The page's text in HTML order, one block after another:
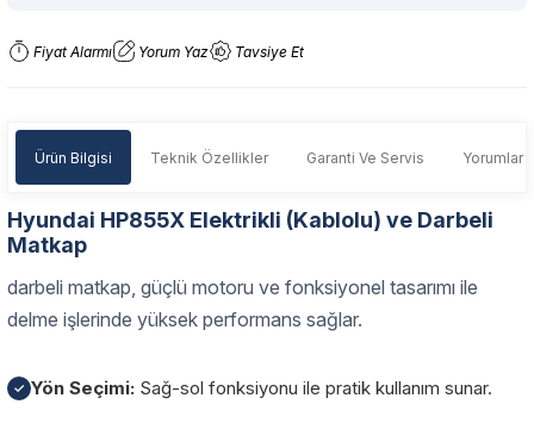
Fiyat Alarmı Yorum Yaz Tavsiye Et
Ürün Bilgisi Teknik Özellikler Garanti Ve Servis Yorumlar
Hyundai HP855X Elektrikli (Kablolu) ve Darbeli
Matkap
darbeli matkap, güçlü motoru ve fonksiyonel tasarımı ile
delme işlerinde yüksek performans sağlar.
✓ Yön Seçimi: Sağ-sol fonksiyonu ile pratik kullanım sunar.